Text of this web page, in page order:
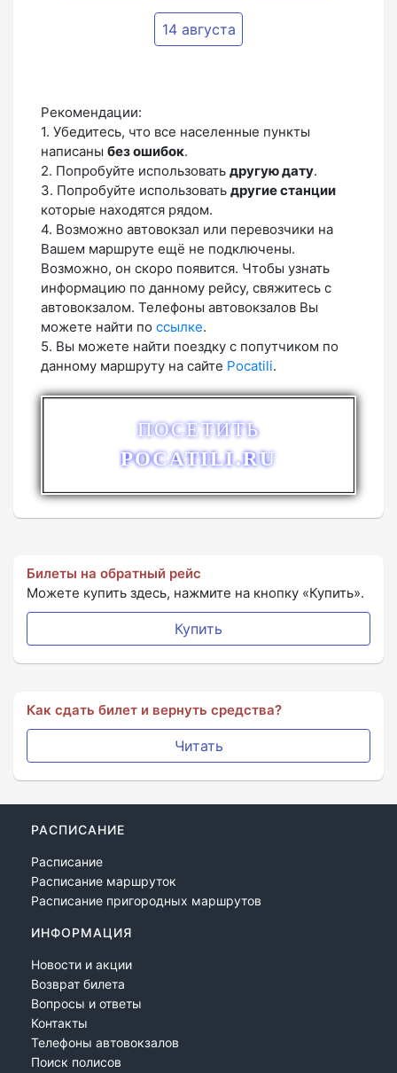
14 августа
Рекомендации:
1. Убедитесь, что все населенные пункты
написаны без ошибок.
2. Попробуйте использовать другую дату.
3. Попробуйте использовать другие станции
которые находятся рядом.
4. Возможно автовокзал или перевозчики на
Вашем маршруте ещё не подключены.
Возможно, он скоро появится. Чтобы узнать
информацию по данному рейсу, свяжитесь с
автовокзалом. Телефоны автовокзалов Вы
можете найти по ссылке.
5. Вы можете найти поездку с попутчиком по
данному маршруту на сайте Pocatili.
ПОСЕТИТЬ
POCATILI.RU
Билеты на обратный рейс
Можете купить здесь, нажмите на кнопку «Купить».
Купить
Как сдать билет и вернуть средства?
Читать
РАСПИСАНИЕ
Расписание
Расписание маршруток
Расписание пригородных маршрутов
ИНФОРМАЦИЯ
Новости и акции
Возврат билета
Вопросы и ответы
Контакты
Телефоны автовокзалов
Поиск полисов